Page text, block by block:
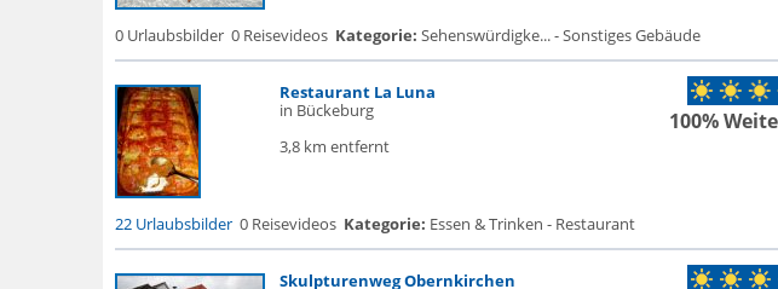
0 Urlaubsbilder 0 Reisevideos Kategorie: Sehenswürdigke... - Sonstiges Gebäude
Restaurant La Luna
in Bückeburg
3,8 km entfernt
100%
22 Urlaubsbilder 0 Reisevideos Kategorie: Essen & Trinken - Restaurant
Skulpturenweg Obernkirchen